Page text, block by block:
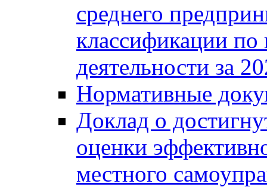
среднего
классификации
деятельности за
Нормативные
Доклад о
оценки
местного